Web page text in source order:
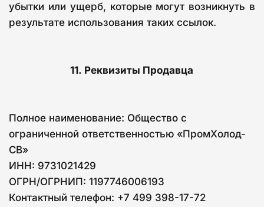
убытки или ущерб, которые могут возникнуть в
результате использования таких ссылок.
11. Реквизиты Продавца
Полное наименование: Общество с
ограниченной ответственностью «ПромХолод-
СВ»
ИНН: 9731021429
ОГРН/ОГРНИП: 1197746006193
Контактный телефон: +7 499 398-17-72